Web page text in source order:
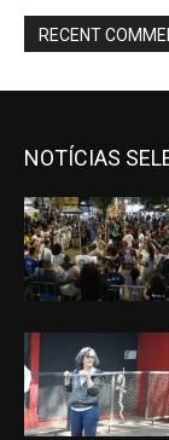
RECENT
NOTÍCIAS